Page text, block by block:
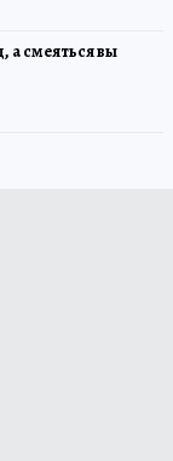
а смеяться вы